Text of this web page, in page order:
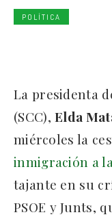
POLÍTICA
La presidenta
(SCC),Elda
miércoles la
inmigración a
tajante en su
PSOE y Junts,